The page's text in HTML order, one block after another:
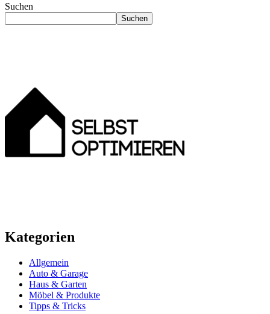
Suchen
Suchen
Kategorien
Allgemein
Auto & Garage
Haus & Garten
Möbel & Produkte
Tipps & Tricks